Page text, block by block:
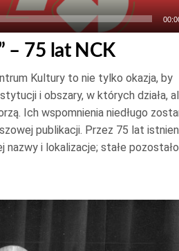
– 75 lat NCK
Kultury to nie tylko okazja, by
i obszary, w których działa,
Ich wspomnienia niedługo
publikacji. Przez 75 lat
nazwy i lokalizacje; stałe pozostało